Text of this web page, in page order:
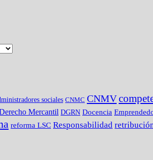
sociales CNMC CNMV
Mercantil DGRN Docencia
reforma LSC Responsabilidad